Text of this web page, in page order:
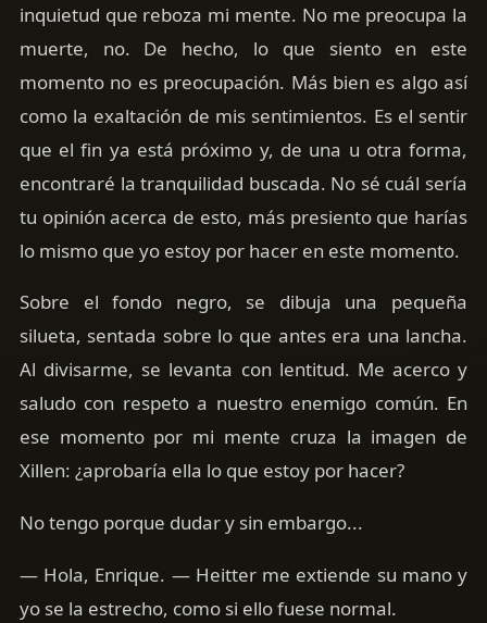
inquietud que reboza mi mente. No me preocupa la
muerte, no. De hecho, lo que siento en este
momento no es preocupación. Más bien es algo así
como la exaltación de mis sentimientos. Es el sentir
que el fin ya está próximo y, de una u otra forma,
encontraré la tranquilidad buscada. No sé cuál sería
tu opinión acerca de esto, más presiento que harías
lo mismo que yo estoy por hacer en este momento.
Sobre el fondo negro, se dibuja una pequeña
silueta, sentada sobre lo que antes era una lancha.
Al divisarme, se levanta con lentitud. Me acerco y
saludo con respeto a nuestro enemigo común. En
ese momento por mi mente cruza la imagen de
Xillen: ¿aprobaría ella lo que estoy por hacer?
No tengo porque dudar y sin embargo...
— Hola, Enrique. — Heitter me extiende su mano y
yo se la estrecho, como si ello fuese normal.